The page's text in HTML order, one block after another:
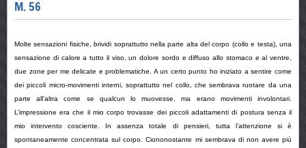
M. 56
Molte sensazioni fisiche, brividi soprattutto nella parte alta del corpo (collo e testa), una
sensazione di calore a tutto il viso, un dolore sordo e diffuso allo stomaco e al ventre,
due zone per me delicate e problematiche. A un certo punto ho iniziato a sentire come
dei piccoli micro-movimenti interni, soprattutto nel collo, che sembrava ruotare da una
parte all’altra come se qualcun lo muovesse, ma erano movimenti involontari.
L’impressione era che il mio corpo trovasse dei piccoli adattamenti di postura senza il
mio intervento cosciente. In assenza totale di pensieri, tutta l’attenzione si è
spontaneamente concentrata sul corpo. Ciononostante mi sembrava di non avere più